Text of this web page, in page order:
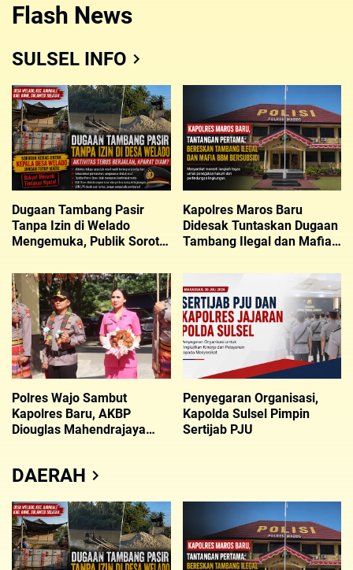
Flash News
SULSEL INFO
Dugaan Tambang Pasir
Tanpa Izin di Welado
Mengemuka, Publik Soroti
Kapolres Maros Baru
Didesak Tuntaskan Dugaan
Tambang Ilegal dan Mafia
Polres Wajo Sambut
Kapolres Baru, AKBP
Diouglas Mahendrajaya
Penyegaran Organisasi,
Kapolda Sulsel Pimpin
Sertijab PJU
DAERAH